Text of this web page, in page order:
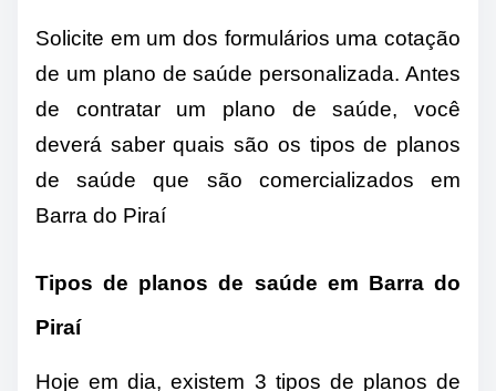
Solicite em um dos formulários uma cotação
de um plano de saúde personalizada. Antes
de contratar um plano de saúde, você
deverá saber quais são os tipos de planos
de saúde que são comercializados em
Barra do Piraí
Tipos de planos de saúde em Barra do
Piraí
Hoje em dia, existem 3 tipos de planos de